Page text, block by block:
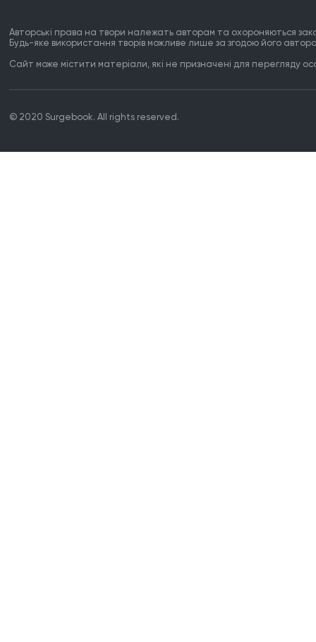
Авторські права на твори належать авторам та охороняються
Будь-яке використання творів можливе лише за згодою його
Сайт може містити матеріали, які не призначені для перегляду
© 2020 Surgebook. All rights reserved.